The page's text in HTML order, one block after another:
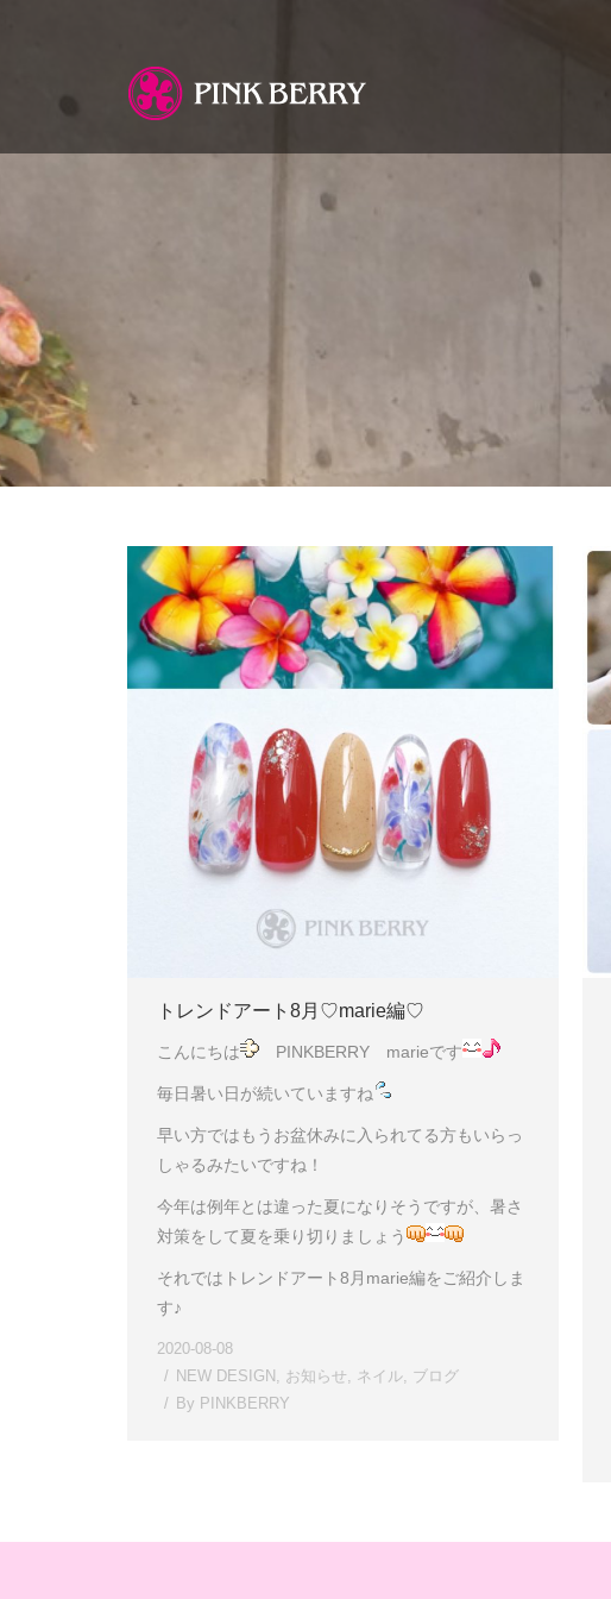
トレンドアート8月♡marie編♡
こんにちは PINKBERRY marieです
毎日暑い日が続いていますね
早い方ではもうお盆休みに入られてる方もいらっ
しゃるみたいですね！
今年は例年とは違った夏になりそうですが、暑さ
対策をして夏を乗り切りましょう
それではトレンドアート8月marie編をご紹介しま
す♪
2020-08-08
NEW DESIGN , お知らせ, ネイル, ブログ
By PINKBERRY